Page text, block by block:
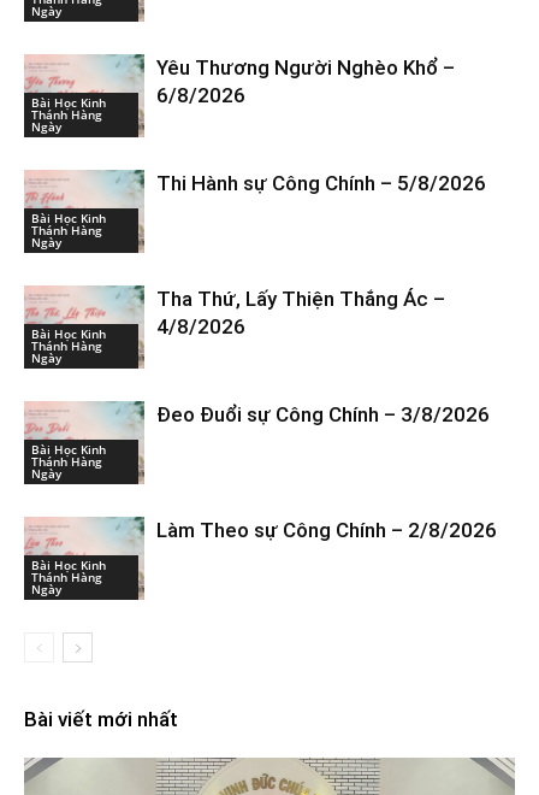
Ngày
Bài Học Kinh
Thánh Hàng
Ngày
Yêu Thương Người Nghèo Khổ –
6/8/2026
Bài Học Kinh
Thánh Hàng
Ngày
Thi Hành sự Công Chính – 5/8/2026
Bài Học Kinh
Thánh Hàng
Ngày
Tha Thứ, Lấy Thiện Thắng Ác –
4/8/2026
Bài Học Kinh
Thánh Hàng
Ngày
Đeo Đuổi sự Công Chính – 3/8/2026
Bài Học Kinh
Thánh Hàng
Ngày
Làm Theo sự Công Chính – 2/8/2026
Bài viết mới nhất